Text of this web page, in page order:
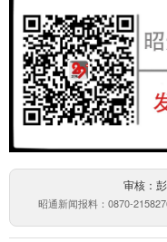
审核：
昭通新闻报料：0870-